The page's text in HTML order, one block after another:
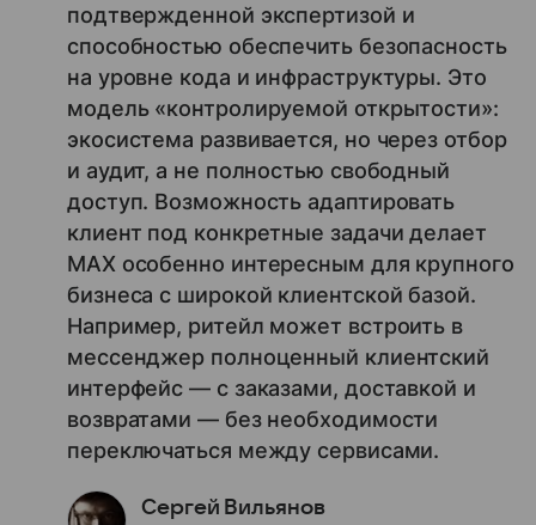
подтвержденной экспертизой и
способностью обеспечить безопасность
на уровне кода и инфраструктуры. Это
модель «контролируемой открытости»:
экосистема развивается, но через отбор
и аудит, а не полностью свободный
доступ. Возможность адаптировать
клиент под конкретные задачи делает
MAX особенно интересным для крупного
бизнеса с широкой клиентской базой.
Например, ритейл может встроить в
мессенджер полноценный клиентский
интерфейс — с заказами, доставкой и
возвратами — без необходимости
переключаться между сервисами.
Сергей Вильянов